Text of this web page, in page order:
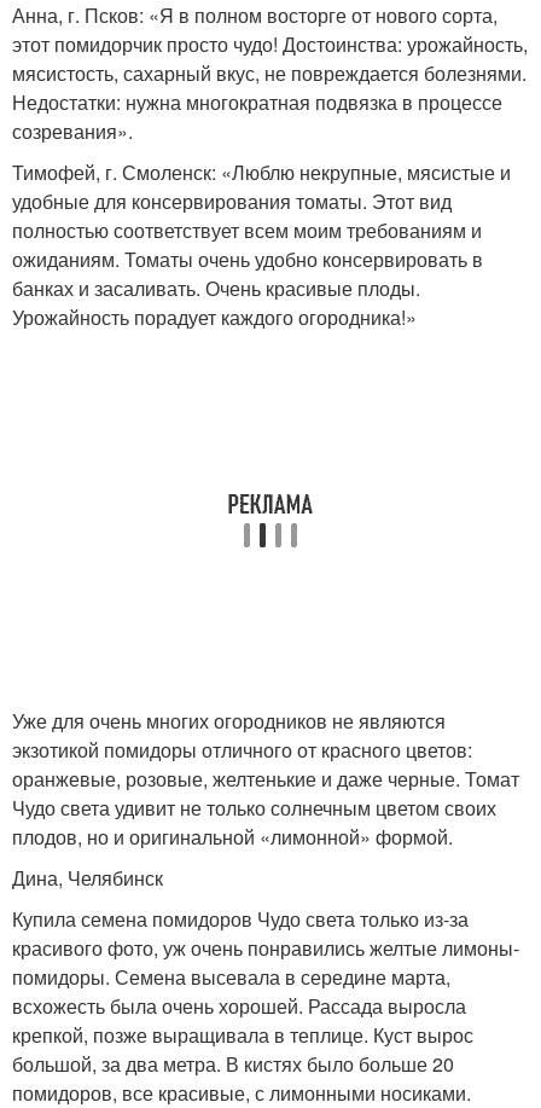
Анна, г. Псков: «Я в полном восторге от нового сорта,
этот помидорчик просто чудо! Достоинства: урожайность,
мясистость, сахарный вкус, не повреждается болезнями.
Недостатки: нужна многократная подвязка в процессе
созревания».
Тимофей, г. Смоленск: «Люблю некрупные, мясистые и
удобные для консервирования томаты. Этот вид
полностью соответствует всем моим требованиям и
ожиданиям. Томаты очень удобно консервировать в
банках и засаливать. Очень красивые плоды.
Урожайность порадует каждого огородника!»
Уже для очень многих огородников не являются
экзотикой помидоры отличного от красного цветов:
оранжевые, розовые, желтенькие и даже черные. Томат
Чудо света удивит не только солнечным цветом своих
плодов, но и оригинальной «лимонной» формой.
Дина, Челябинск
Купила семена помидоров Чудо света только из-за
красивого фото, уж очень понравились желтые лимоны-
помидоры. Семена высевала в середине марта,
всхожесть была очень хорошей. Рассада выросла
крепкой, позже выращивала в теплице. Куст вырос
большой, за два метра. В кистях было больше 20
помидоров, все красивые, с лимонными носиками.